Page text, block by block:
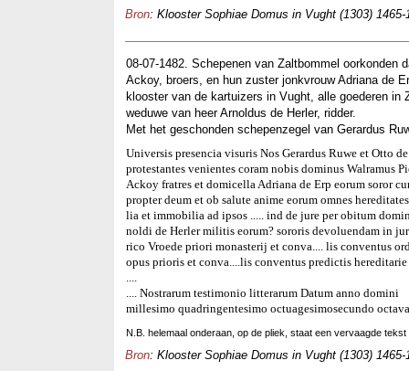
Bron: Klooster Sophiae Domus in Vught (1303)
08-07-1482. Schepenen van Zaltbommel oorkonden
Ackoy, broers, en hun zuster jonkvrouw Adriana de
klooster van de kartuizers in Vught, alle goederen
weduwe van heer Arnoldus de Herler, ridder.
Met het geschonden schepenzegel van Gerardus
Universis presencia visuris Nos Gerardus Ruwe et Otto
protestantes venientes coram nobis dominus Walramus
Ackoy fratres et domicella Adriana de Erp eorum soror
propter deum et ob salute anime eorum omnes
lia et immobilia ad ipsos ..... ind de jure per obitum
noldi de Herler militis eorum? sororis devoluendam in
rico Vroede priori monasterij et conva.... lis conventus
opus prioris et conva....lis conventus predictis hereditarie
....
.... Nostrarum testimonio litterarum Datum anno domini
millesimo quadringentesimo octuagesimosecundo
N.B. helemaal onderaan, op de pliek, staat een vervaagde tekst
Bron: Klooster Sophiae Domus in Vught (1303)